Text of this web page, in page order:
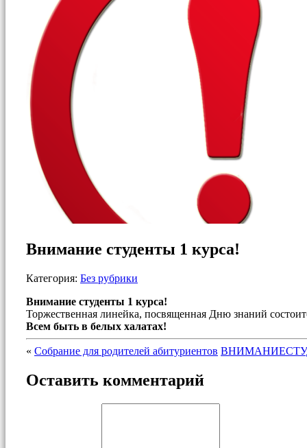
Внимание студенты 1 курса!
Категория: Без рубрики
Внимание студенты 1 курса!
Торжественная линейка, посвященная Дню знаний
Всем быть в белых халатах!
« Собрание для родителей абитуриентов
Оставить комментарий